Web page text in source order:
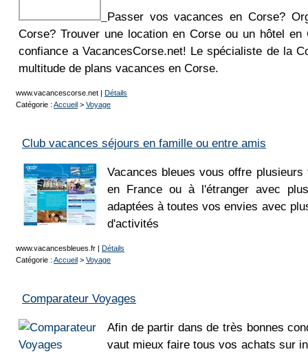
Passer vos vacances en Corse?
Corse? Trouver une location en Corse ou un hôtel en
confiance a VacancesCorse.net! Le spécialiste de la
multitude de plans vacances en Corse.
www.vacancescorse.net | Détails
Catégorie : Accueil > Voyage
Club vacances séjours en famille ou entre amis
Vacances bleues vous offre
en France ou à l'étranger avec
adaptées à toutes vos envies avec
d'activités
www.vacancesbleues.fr | Détails
Catégorie : Accueil > Voyage
Comparateur Voyages
Afin de partir dans de très bonnes
vaut mieux faire tous vos achats sur